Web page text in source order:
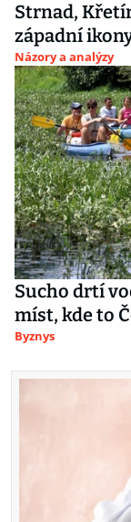
Strnad,
západní
Názory a analýzy
Sucho drtí
míst, kde to
Byznys